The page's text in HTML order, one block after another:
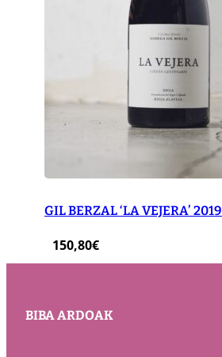
GIL BERZAL ‘LA VEJERA’ 2019
150,80€
BIBA ARDOAK